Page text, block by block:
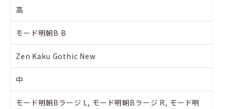
高
モード明朝B B
Zen Kaku Gothic New
中
モード明朝Bラージ L, モード明朝Bラージ R, モード明